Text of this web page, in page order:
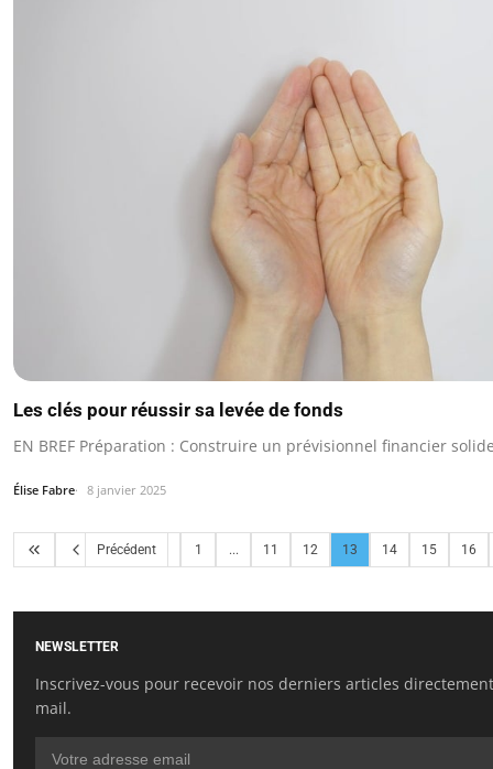
Les clés pour réussir sa levée de fonds
EN BREF Préparation : Construire un prévisionnel financier
Élise Fabre 8 janvier 2025
Précédent 1 ... 11 12 13 14 15 16
NEWSLETTER
Inscrivez-vous pour recevoir nos derniers articles
mail.